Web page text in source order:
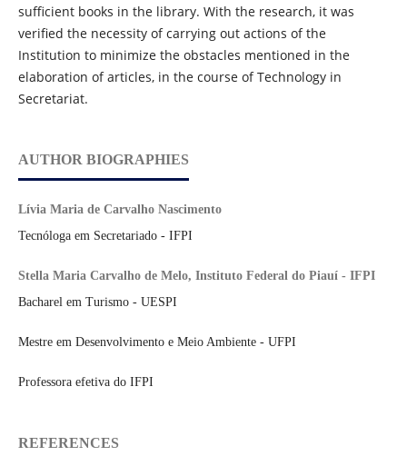
sufficient books in the library. With the research, it was
verified the necessity of carrying out actions of the
Institution to minimize the obstacles mentioned in the
elaboration of articles, in the course of Technology in
Secretariat.
AUTHOR BIOGRAPHIES
Lívia Maria de Carvalho Nascimento
Tecnóloga em Secretariado - IFPI
Stella Maria Carvalho de Melo, Instituto Federal do Piauí - IFPI
Bacharel em Turismo - UESPI
Mestre em Desenvolvimento e Meio Ambiente - UFPI
Professora efetiva do IFPI
REFERENCES